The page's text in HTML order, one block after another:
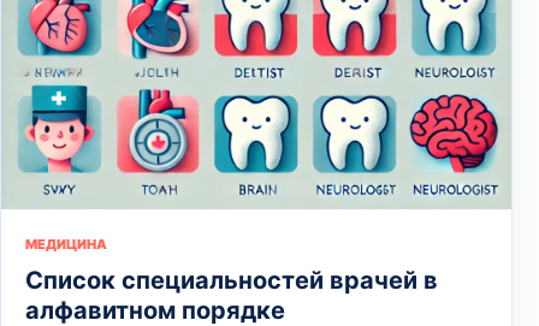
МЕДИЦИНА
Список специальностей врачей в
алфавитном порядке